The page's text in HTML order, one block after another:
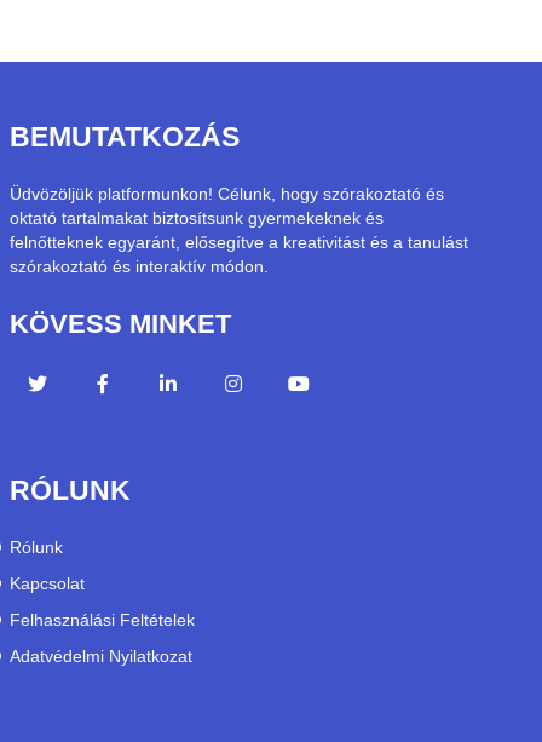
BEMUTATKOZÁS
Üdvözöljük platformunkon! Célunk, hogy szórakoztató és
oktató tartalmakat biztosítsunk gyermekeknek és
felnőtteknek egyaránt, elősegítve a kreativitást és a tanulást
szórakoztató és interaktív módon.
KÖVESS MINKET
RÓLUNK
Rólunk
Kapcsolat
Felhasználási Feltételek
Adatvédelmi Nyilatkozat